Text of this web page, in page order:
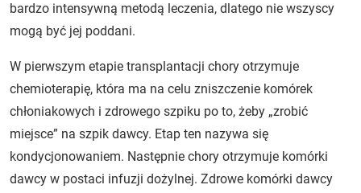
bardzo intensywną metodą leczenia, dlatego nie wszyscy
mogą być jej poddani.
W pierwszym etapie transplantacji chory otrzymuje
chemioterapię, która ma na celu zniszczenie komórek
chłoniakowych i zdrowego szpiku po to, żeby „zrobić
miejsce” na szpik dawcy. Etap ten nazywa się
kondycjonowaniem. Następnie chory otrzymuje komórki
dawcy w postaci infuzji dożylnej. Zdrowe komórki dawcy